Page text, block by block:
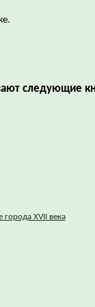
следующие
города XVII века